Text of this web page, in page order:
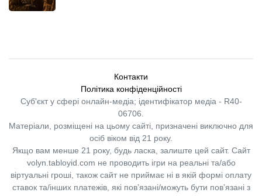
Контакти
Політика конфіденційності
Суб'єкт у сфері онлайн-медіа; ідентифікатор медіа - R40-
06706.
Матеріали, розміщені на цьому сайті, призначені виключно для
осіб віком від 21 року.
Якщо вам менше 21 року, будь ласка, залиште цей сайт. Сайт
volyn.tabloyid.com не проводить ігри на реальні та/або
віртуальні гроші, також сайт не приймає ні в якій формі оплату
ставок та/інших платежів, які пов’язані/можуть бути пов’язані з